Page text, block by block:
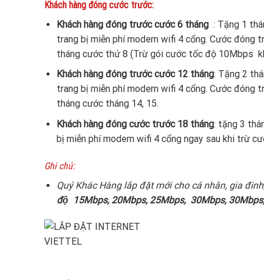
Khách hàng đóng cước trước:
Khách hàng đóng trước cước 6 tháng : Tặng 1
trang bị miễn phí modem wifi 4 cổng. Cước
tháng cước thứ 8 (Trừ gói cước tốc độ 10Mbps
Khách hàng đóng trước cước 12 tháng: Tặng 2
trang bị miễn phí modem wifi 4 cổng. Cước
tháng cước tháng 14, 15.
Khách hàng đóng cước trước 18 tháng: tặng 3
bị miễn phí modem wifi 4 cổng ngay sau khi trừ
Ghi chú:
Quý Khác Hàng lắp đặt mới cho cá nhân, gia
độ 15Mbps, 20Mbps, 25Mbps, 30Mbps,